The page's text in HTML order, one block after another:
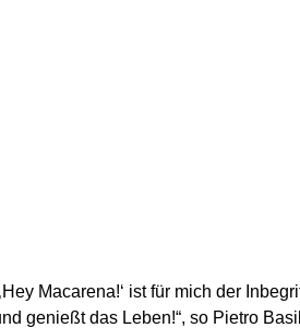
Macarena!‘ ist für mich der
genießt das Leben!“, so Pietro